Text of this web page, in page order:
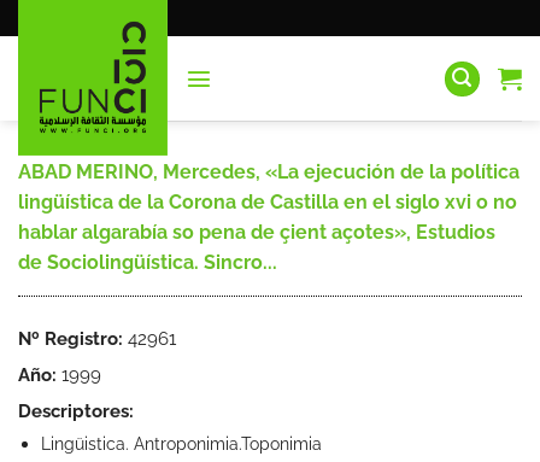
al
ABAD MERINO, Mercedes, «La ejecución de la política
lingüística de la Corona de Castilla en el siglo xvi o no
hablar algarabía so pena de çient açotes», Estudios
de Sociolingüística. Sincro...
Nº Registro: 42961
Año: 1999
Descriptores:
Lingüistica. Antroponimia.Toponimia